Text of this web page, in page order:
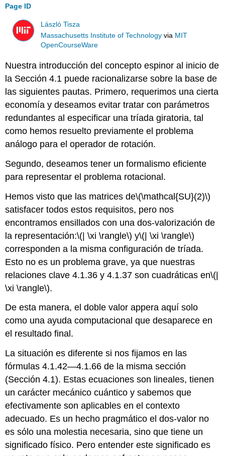
Page ID
László Tisza
Massachusetts Institute of Technology via MIT
OpenCourseWare
Nuestra introducción del concepto espinor al inicio de
la Sección 4.1 puede racionalizarse sobre la base de
las siguientes pautas. Primero, requerimos una cierta
economía y deseamos evitar tratar con parámetros
redundantes al especificar una tríada giratoria, tal
como hemos resuelto previamente el problema
análogo para el operador de rotación.
Segundo, deseamos tener un formalismo eficiente
para representar el problema rotacional.
Hemos visto que las matrices de\(\mathcal{SU}(2)\)
satisfacer todos estos requisitos, pero nos
encontramos ensillados con una dos-valorización de
la representación:\(| \xi \rangle\) y\(| \xi \rangle\)
corresponden a la misma configuración de tríada.
Esto no es un problema grave, ya que nuestras
relaciones clave 4.1.36 y 4.1.37 son cuadráticas en\(|
\xi \rangle\).
De esta manera, el doble valor appera aquí solo
como una ayuda computacional que desaparece en
el resultado final.
La situación es diferente si nos fijamos en las
fórmulas 4.1.42—4.1.66 de la misma sección
(Sección 4.1). Estas ecuaciones son lineales, tienen
un carácter mecánico cuántico y sabemos que
efectivamente son aplicables en el contexto
adecuado. Es un hecho pragmático el dos-valor no
es sólo una molestia necesaria, sino que tiene un
significado físico. Pero entender este significado es